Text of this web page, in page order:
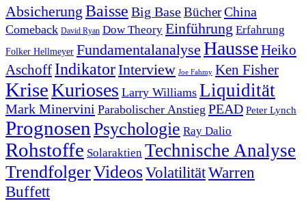
Absicherung Baisse Big BaseBücherChina
Comeback David Ryan Dow Theory Einführung Erfahrung
Folker Hellmeyer Fundamentalanalyse HausseHeiko
Aschoff IndikatorInterview Joe Fahmy Ken Fisher
KriseKurioses Larry Williams Liquidität
Mark Minervini Parabolischer Anstieg PEAD Peter Lynch
Prognosen Psychologie Ray Dalio
Rohstoffe Solaraktien Technische Analyse
TrendfolgerVideosVolatilitätWarren
Buffett